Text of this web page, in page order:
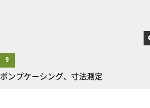
ポンプケーシング、寸法測定